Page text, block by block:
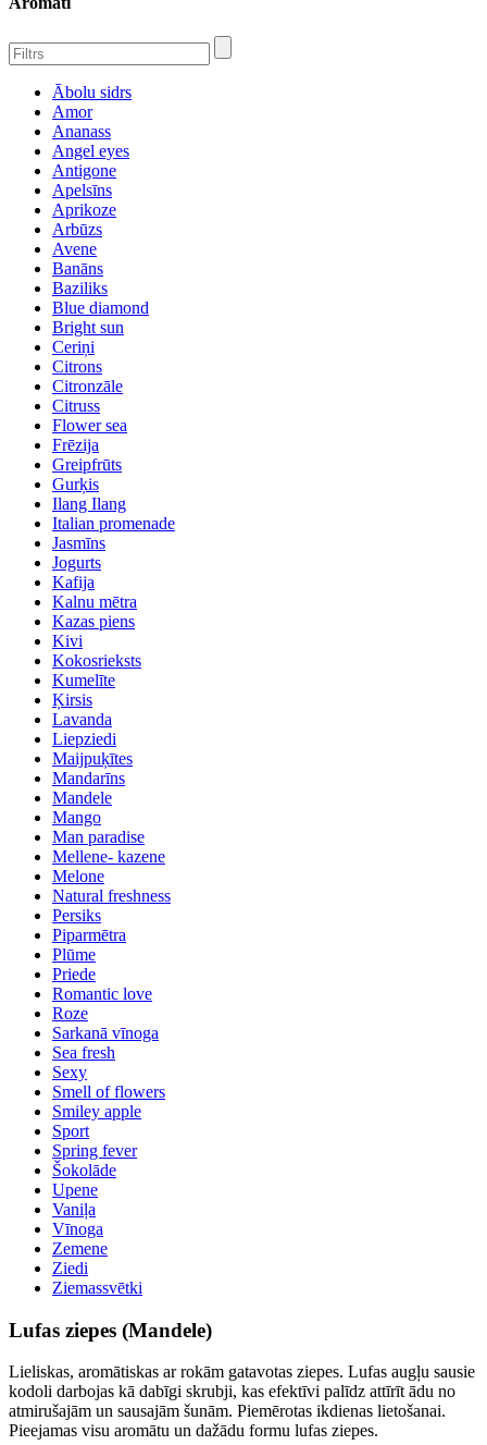
Ābolu sidrs
Amor
Ananass
Angel eyes
Antigone
Apelsīns
Aprikoze
Arbūzs
Avene
Banāns
Baziliks
Blue diamond
Bright sun
Ceriņi
Citrons
Citronzāle
Citruss
Flower sea
Frēzija
Greipfrūts
Gurķis
Ilang Ilang
Italian promenade
Jasmīns
Jogurts
Kafija
Kalnu mētra
Kazas piens
Kivi
Kokosrieksts
Kumelīte
Ķirsis
Lavanda
Liepziedi
Maijpuķītes
Mandarīns
Mandele
Mango
Man paradise
Mellene- kazene
Melone
Natural freshness
Persiks
Piparmētra
Plūme
Priede
Romantic love
Roze
Sarkanā vīnoga
Sea fresh
Sexy
Smell of flowers
Smiley apple
Sport
Spring fever
Šokolāde
Upene
Vaniļa
Vīnoga
Zemene
Ziedi
Ziemassvētki
Lufas ziepes (Mandele)
Lieliskas, aromātiskas ar rokām gatavotas ziepes. Lufas augļu sausie
kodoli darbojas kā dabīgi skrubji, kas efektīvi palīdz attīrīt ādu no
atmirušajām un sausajām šunām. Piemērotas ikdienas lietošanai.
Pieejamas visu aromātu un dažādu formu lufas ziepes.